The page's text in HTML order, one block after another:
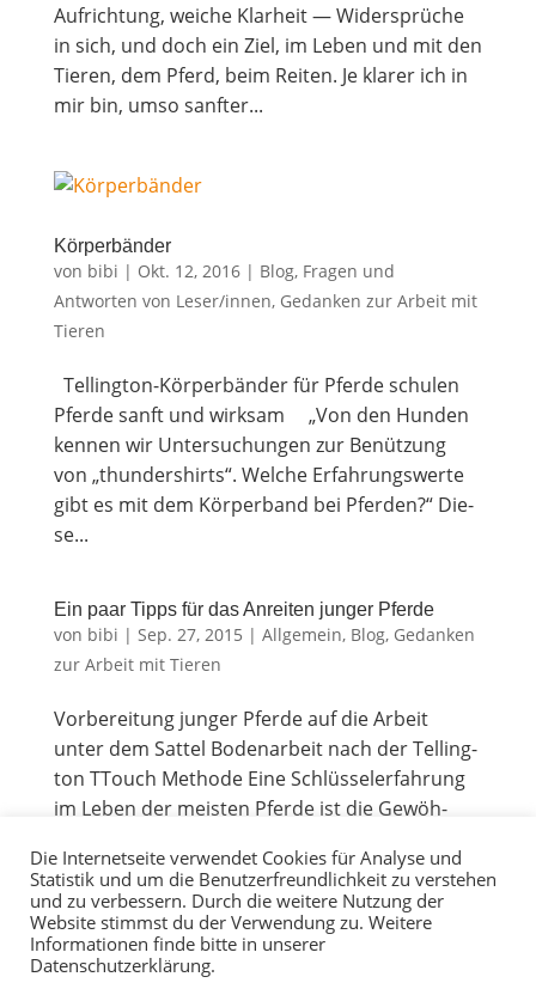
Auf­rich­tung, wei­che Klar­heit — Wider­sprü­che
in sich, und doch ein Ziel, im Leben und mit den
Tie­ren, dem Pferd, beim Rei­ten. Je kla­rer ich in
mir bin, umso sanf­ter...
Kör­per­bän­der
von bibi | Okt. 12, 2016| Blog, Fragen und
Antworten von Leser/innen, Gedanken zur Arbeit mit
Tieren
Tel­ling­ton-Kör­per­bän­der für Pferde schu­len
Pfer­de sanft und wirksam „Von den Hun­den
ken­nen wir Unter­su­chun­gen zur Benüt­zung
von „thun­der­shirts“. Wel­che Erfah­rungs­wer­te
gibt es mit dem Kör­per­band bei Pferden?“ Die­
se...
Ein paar Tipps für das Anrei­ten jun­ger Pferde
von bibi | Sep. 27, 2015 | Allgemein, Blog, Gedanken
zur Arbeit mit Tieren
Vor­be­rei­tung jun­ger Pfer­de auf die Arbeit
unter dem Sattel Boden­ar­beit nach der Tel­ling­
ton TTouch Methode Eine Schlüs­sel­erfah­rung
im Leben der meis­ten Pfer­de ist die Gewöh­
der kon­fron­tie­ren das Pferd...
© Tiereakademie Kontakt: bibi@degn.de
Die Internetseite verwendet Cookies für Analyse und
Statistik und um die Benutzerfreundlichkeit zu verstehen
und zu verbessern. Durch die weitere Nutzung der
Website stimmst du der Verwendung zu. Weitere
Informationen finde bitte in unserer
Datenschutzerklärung.